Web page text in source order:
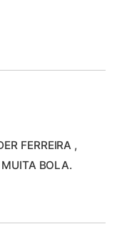
FERREIRA ,
BOLA.